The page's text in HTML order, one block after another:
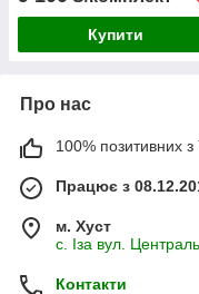
Купити
Про нас
100% позитивних з
Працює з
м. Хуст
с. Іза вул.
Контакти